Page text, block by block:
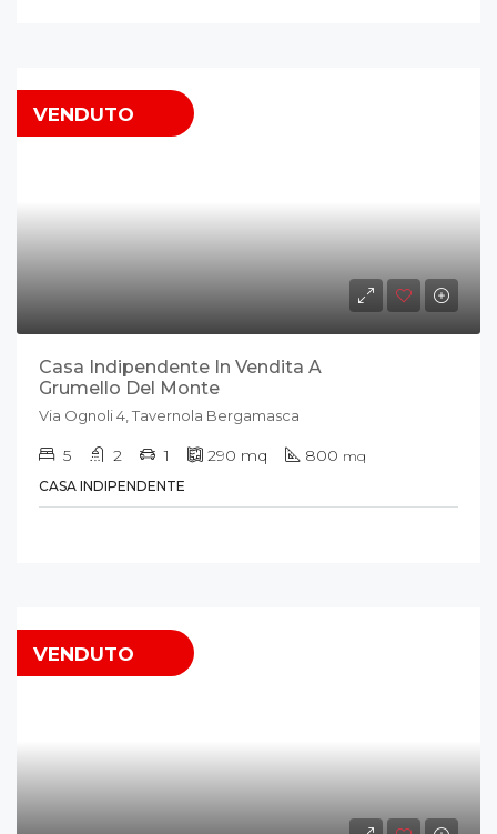
VENDUTO
Casa Indipendente In Vendita A
Grumello Del Monte
Via Ognoli 4, Tavernola Bergamasca
5 2 1 290 mq 800 mq
CASA INDIPENDENTE
VENDUTO